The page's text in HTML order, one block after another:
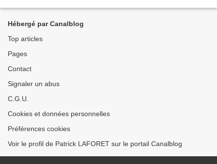
Hébergé par Canalblog
Top articles
Pages
Contact
Signaler un abus
C.G.U.
Cookies et données personnelles
Préférences cookies
Voir le profil de Patrick LAFORET sur le portail Canalblog